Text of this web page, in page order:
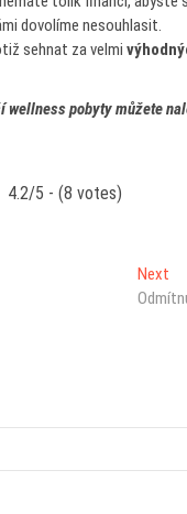
dovolíme nesouhlasit.
sehnat za velmi
wellness pobyty můžete
4.2/5 - (8 votes)
Next